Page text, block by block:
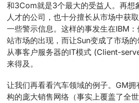
和3Com就是3个最大的受益人。再想
人才的公司，也十分擅长从市场中获
一些警示信息。这样的事发生在IBM
站市场的出现，而让Sun变成了市场
从事客户服务器的IT模式 (Client-
来得及。
让我们再看看汽车领域的例子。GM
构的庞大销售网络（事实上覆盖了全